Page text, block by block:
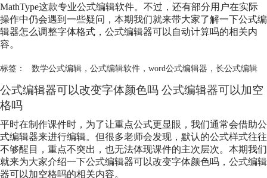
MathType这款专业公式编辑软件。不过，还有部分用户在实际
操作中仍会遇到一些疑问，本期我们就来带大家了解一下公式编
辑器怎么调整字体格式，公式编辑器可以自动计算吗的相关内
容。
标签： 数学公式编辑， 公式编辑软件， word公式编辑器 ， 长公式编辑
公式编辑器可以改变字体颜色吗 公式编辑器可以加空
格吗
平时在制作课件时，为了让重点公式更显眼，我们通常会借助公
式编辑器来进行编辑。但很多老师会发现，默认的公式样式往往
不够醒目，重点不突出，也无法体现课件的主次层次。本期我们
就来为大家介绍一下公式编辑器可以改变字体颜色吗，公式编辑
器可以加空格吗的相关内容。